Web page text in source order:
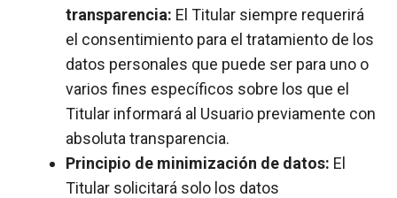
transparencia: El Titular siempre requerirá
el consentimiento para el tratamiento de los
datos personales que puede ser para uno o
varios fines específicos sobre los que el
Titular informará al Usuario previamente con
absoluta transparencia.
Principio de minimización de datos: El
Titular solicitará solo los datos